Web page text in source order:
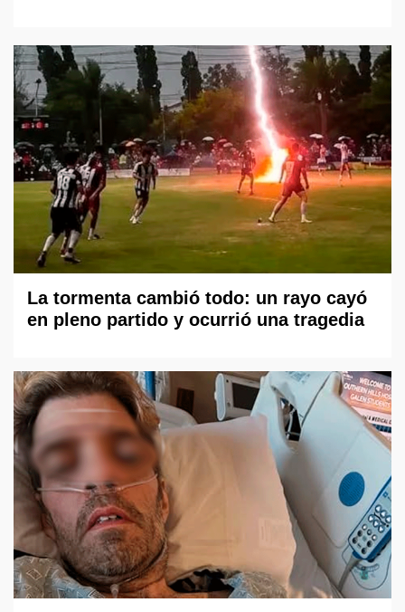
La tormenta cambió todo: un rayo cayó
en pleno partido y ocurrió una tragedia